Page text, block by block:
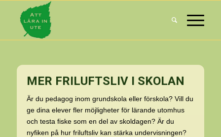
MER FRILUFTSLIV I SKOLAN
Är du pedagog inom grundskola eller förskola? Vill du
ge dina elever fler möjligheter för lärande utomhus
och testa fiske som en del av skoldagen? Är du
nyfiken på hur friluftsliv kan stärka undervisningen?